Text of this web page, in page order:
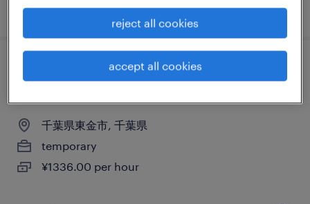
posted 17 july 2026
アウトソーシングの検査、仕分け・ピッキ
千葉県東金市, 千葉県
temporary
¥1336.00 per hour
reject all cookies
accept all cookies